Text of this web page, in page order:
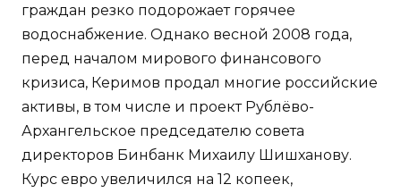
граждан резко подорожает горячее
водоснабжение. Однако весной 2008 года,
перед началом мирового финансового
кризиса, Керимов продал многие российские
активы, в том числе и проект Рублёво-
Архангельское председателю совета
директоров Бинбанк Михаилу Шишханову.
Курс евро увеличился на 12 копеек,